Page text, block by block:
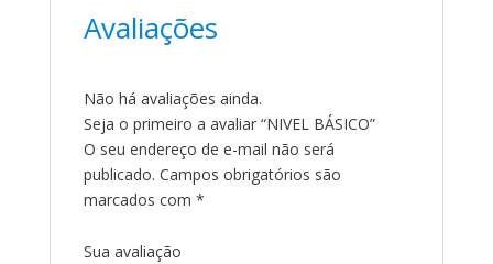
Avaliações
Não há avaliações ainda.
Seja o primeiro a avaliar “NIVEL BÁSICO”
O seu endereço de e-mail não será
publicado. Campos obrigatórios são
marcados com *
Sua avaliação